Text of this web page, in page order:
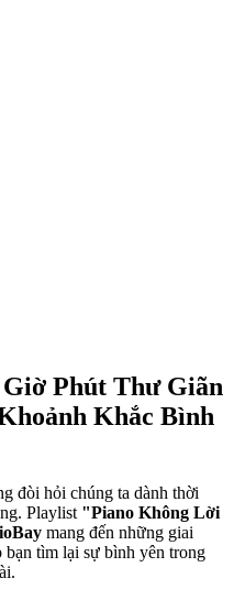
Phút Thư Giãn
Khắc Bình
đòi hỏi chúng ta dành thời
Playlist "Piano Không Lời
mang đến những giai
tìm lại sự bình yên trong